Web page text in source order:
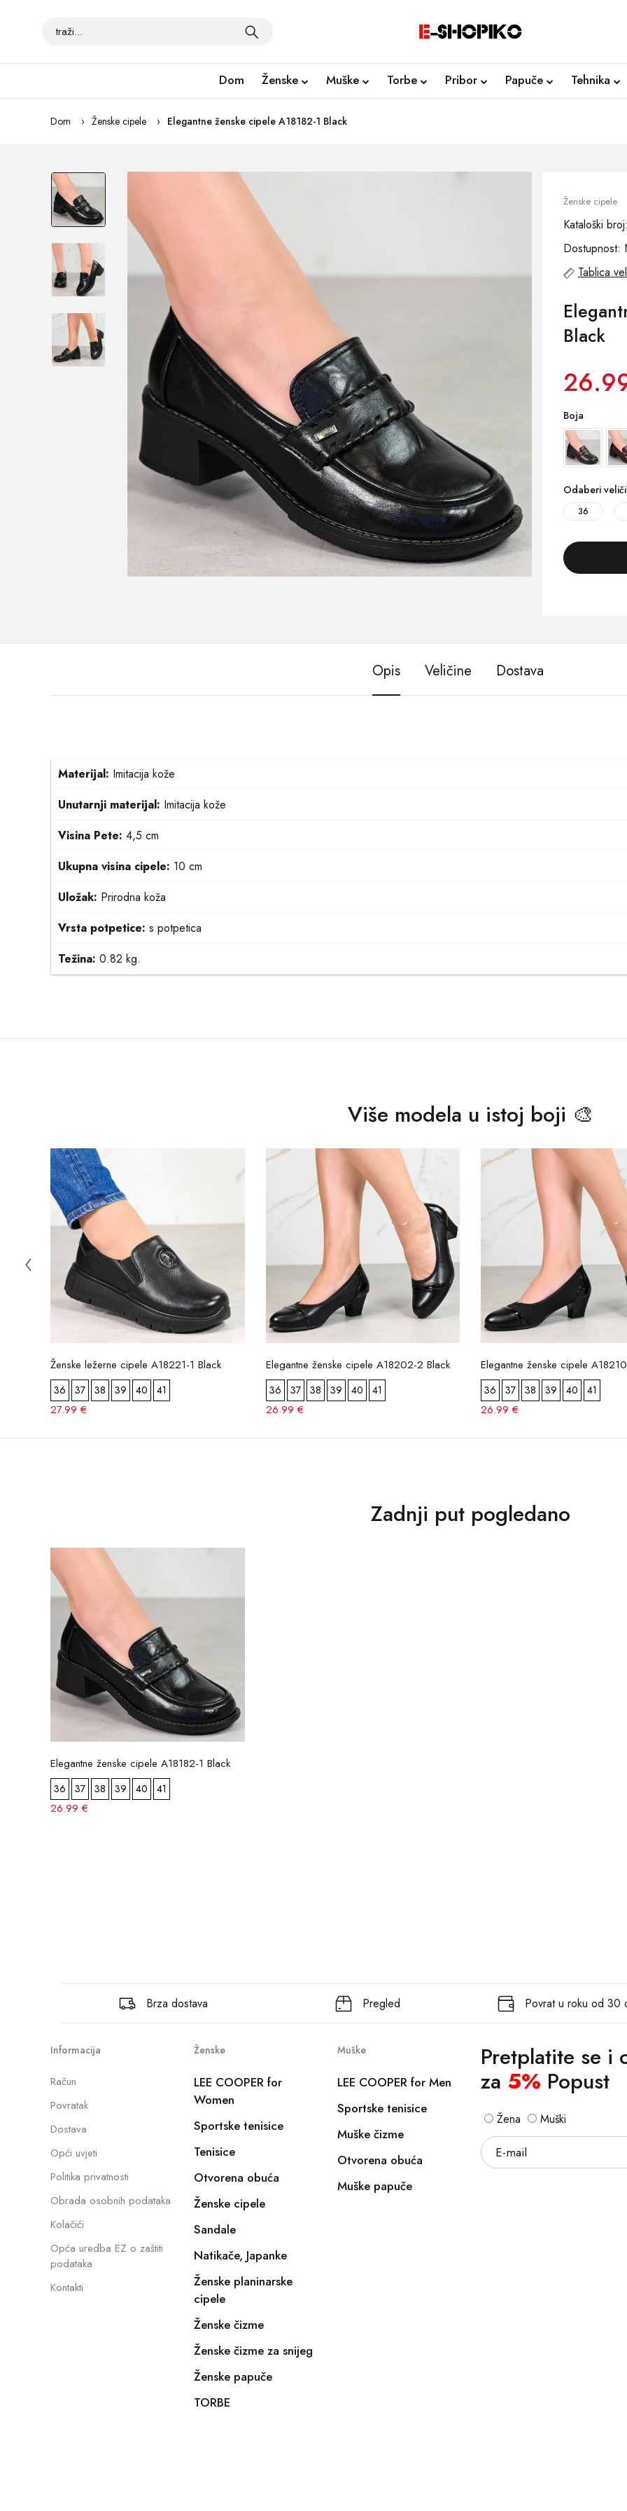
Dom Ženske Muške Torbe Pribor Papuče Tehnika
Dom Ženske cipele Elegantne ženske cipele A18182-1 Black
Ženske cipele
Kataloški
Dostupnost:
Tablica
Black
Boja
Odaberi
36
Opis Veličine Dostava
Materijal: Imitacija kože
Unutarnji materijal: Imitacija kože
Visina Pete: 4,5 cm
Ukupna visina cipele: 10 cm
Uložak: Prirodna koža
Vrsta potpetice: s potpetica
Težina: 0.82 kg.
Više modela u istoj boji 🎨
Ženske ležerne cipele A18221-1 Black
36 37 38 39 40 41
27.99 €
Elegantne ženske cipele A18202-2 Black
36 37 38 39 40 41
26.99 €
Elegantne ženske cipele
36 37 38 39 40 41
26.99 €
Zadnji put pogledano
Elegantne ženske cipele A18182-1 Black
36 37 38 39 40 41
26.99 €
Brza dostava Pregled Povrat u roku od 30
Informacija
Račun
Povratak
Dostava
Opći uvjeti
Politika privatnosti
Obrada osobnih podataka
Kolačići
Opća uredba EZ o zaštiti
podataka
Kontakti
Ženske
LEE COOPER for
Women
Sportske tenisice
Tenisice
Otvorena obuća
Ženske cipele
Sandale
Natikače, Japanke
Ženske planinarske
cipele
Ženske čizme
Ženske čizme za snijeg
Ženske papuče
TORBE
Muške
LEE COOPER for Men
Sportske tenisice
Muške čizme
Otvorena obuća
Muške papuče
Pretplatite se i
za 5% Popust
Žena Muški